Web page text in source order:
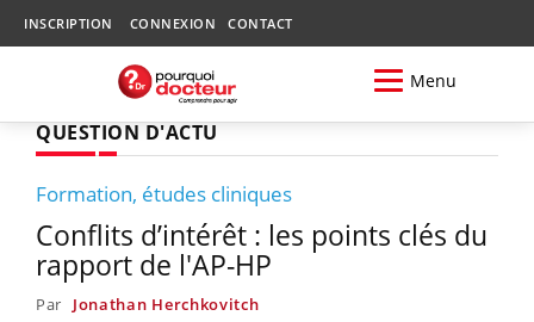
INSCRIPTION CONNEXION CONTACT
Menu
QUESTION D'ACTU
Formation, études cliniques
Conflits d’intérêt : les points clés du
rapport de l'AP-HP
Par Jonathan Herchkovitch